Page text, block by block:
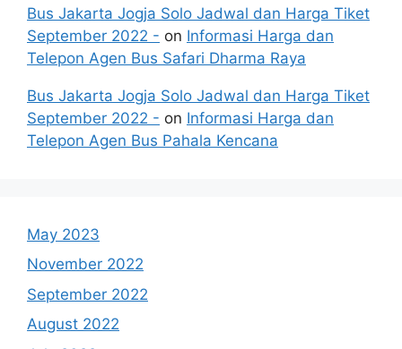
Bus Jakarta Jogja Solo Jadwal dan Harga Tiket
September 2022 - on Informasi Harga dan
Telepon Agen Bus Safari Dharma Raya
Bus Jakarta Jogja Solo Jadwal dan Harga Tiket
September 2022 - on Informasi Harga dan
Telepon Agen Bus Pahala Kencana
May 2023
November 2022
September 2022
August 2022